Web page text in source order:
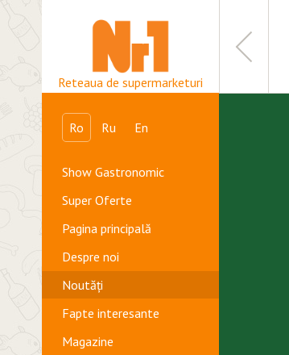
Reteaua de supermarketuri
Ro Ru En
Show Gastronomic
Super Oferte
Pagina principală
Despre noi
Noutăți
Fapte interesante
Magazine